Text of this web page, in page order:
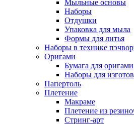
Мыльные основы
Наборы
Отдушки
Упаковка для мыла
Формы для литья
Наборы в технике
Оригами
Бумага для оригами
Наборы для
Папертоль
Плетение
Макраме
Плетение из
Стринг-арт